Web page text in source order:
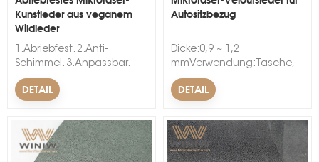
Kunstleder aus veganem
Wildleder
1.Abriebfest. 2.Anti-
Schimmel. 3.Anpassbar.
&nbsp; &nbsp;
DETAIL
Autositzbezug
Dicke:0,9 ~ 1,2
mmVerwendung:Tasche,
Schuhe, Dekoration,
Autositz,
weichBreite:54/
bearbeitetMaterial:PU
DETAIL